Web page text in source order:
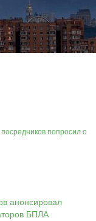
попросил о